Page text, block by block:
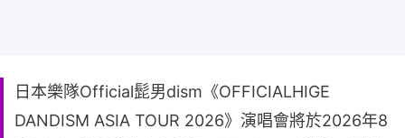
日本樂隊Official髭男dism《OFFICIALHIGE
DANDISM ASIA TOUR 2026》演唱會將於2026年8